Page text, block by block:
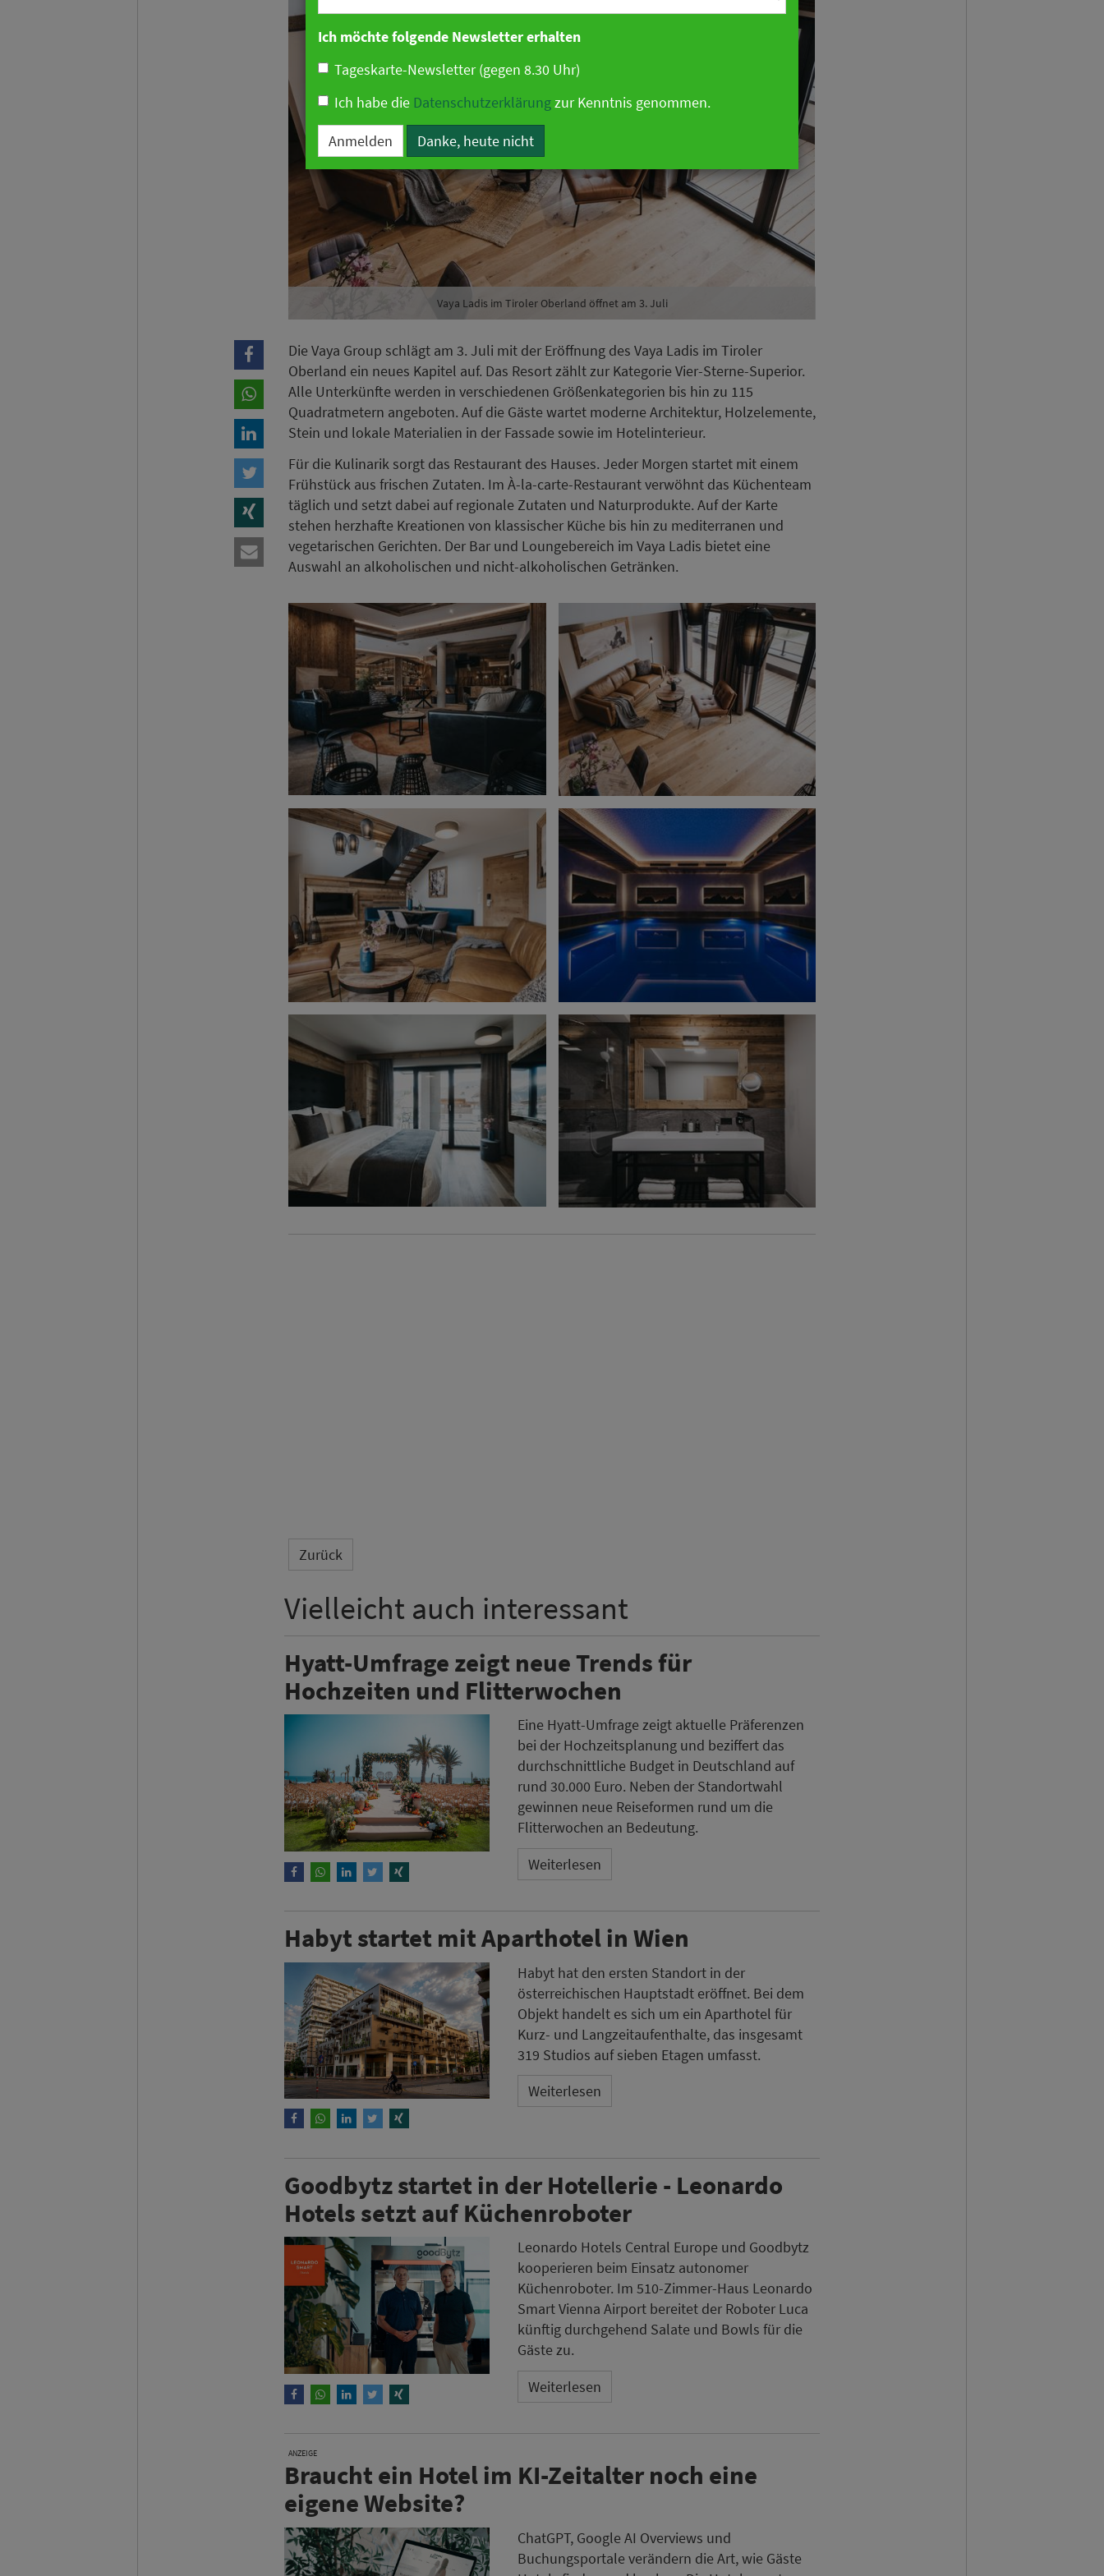
Vaya Ladis im Tiroler Oberland öffnet am 3. Juli
Die Vaya Group schlägt am 3. Juli mit der Eröffnung des Vaya Ladis im Tiroler
Oberland ein neues Kapitel auf. Das Resort zählt zur Kategorie Vier-Sterne-Superior.
Alle Unterkünfte werden in verschiedenen Größenkategorien bis hin zu 115
Quadratmetern angeboten. Auf die Gäste wartet moderne Architektur, Holzelemente,
Stein und lokale Materialien in der Fassade sowie im Hotelinterieur.
Für die Kulinarik sorgt das Restaurant des Hauses. Jeder Morgen startet mit einem
Frühstück aus frischen Zutaten. Im À-la-carte-Restaurant verwöhnt das Küchenteam
täglich und setzt dabei auf regionale Zutaten und Naturprodukte. Auf der Karte
stehen herzhafte Kreationen von klassischer Küche bis hin zu mediterranen und
vegetarischen Gerichten. Der Bar und Loungebereich im Vaya Ladis bietet eine
Auswahl an alkoholischen und nicht-alkoholischen Getränken.
Zurück
Vielleicht auch interessant
Hyatt-Umfrage zeigt neue Trends für
Hochzeiten und Flitterwochen
Eine Hyatt-Umfrage zeigt aktuelle Präferenzen
bei der Hochzeitsplanung und beziffert das
durchschnittliche Budget in Deutschland auf
rund 30.000 Euro. Neben der Standortwahl
gewinnen neue Reiseformen rund um die
Flitterwochen an Bedeutung.
Weiterlesen
Habyt startet mit Aparthotel in Wien
Habyt hat den ersten Standort in der
österreichischen Hauptstadt eröffnet. Bei dem
Objekt handelt es sich um ein Aparthotel für
Kurz- und Langzeitaufenthalte, das insgesamt
319 Studios auf sieben Etagen umfasst.
Weiterlesen
Goodbytz startet in der Hotellerie - Leonardo
Hotels setzt auf Küchenroboter
Leonardo Hotels Central Europe und Goodbytz
kooperieren beim Einsatz autonomer
Küchenroboter. Im 510-Zimmer-Haus Leonardo
Smart Vienna Airport bereitet der Roboter Luca
künftig durchgehend Salate und Bowls für die
Gäste zu.
Weiterlesen
ANZEIGE
Braucht ein Hotel im KI-Zeitalter noch eine
eigene Website?
ChatGPT, Google AI Overviews und
Buchungsportale verändern die Art, wie Gäste
Ich möchte folgende Newsletter erhalten
Tageskarte-Newsletter (gegen 8.30 Uhr)
Ich habe die Datenschutzerklärungzur Kenntnis genommen.
Anmelden Danke, heute nicht